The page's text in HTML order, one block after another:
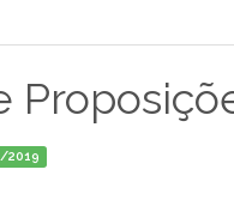
2019